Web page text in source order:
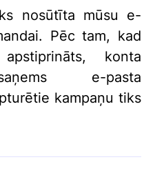
nosūtīta mūsu e-
Pēc tam, kad
konta
e-pasta
kampaņu tiks